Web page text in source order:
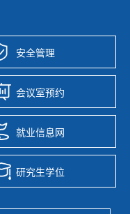
安全管理
会议室预约
就业信息网
研究生学位